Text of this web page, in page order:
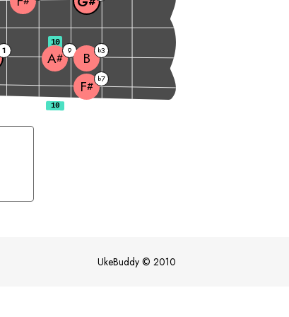
F#
b7
1 A# 9 B b3
10
UkeBuddy © 2010